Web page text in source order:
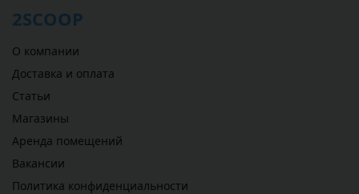
2SCOOP
О компании
Доставка и оплата
Статьи
Магазины
Аренда помещений
Вакансии
Политика конфиденциальности